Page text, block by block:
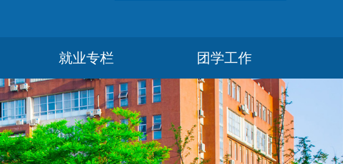
就业专栏 团学工作